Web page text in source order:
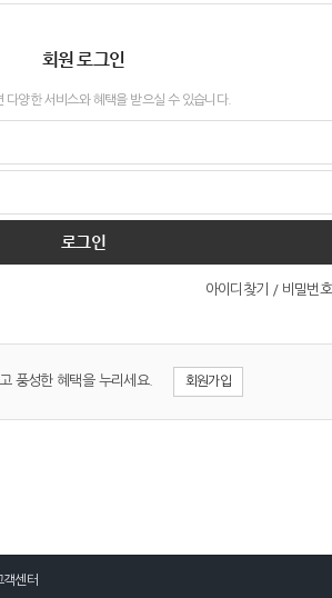
회원 로그인
다양한 서비스와 혜택을 받으실 수 있습니다.
로그인
아이디찾기 / 비밀번
풍성한 혜택을 누리세요. 회원가입
객센터